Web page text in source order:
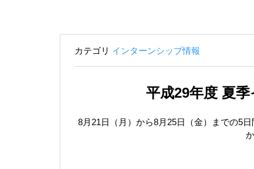
カテゴリ インターンシップ情報
平成29年度 夏
8月21日（月）から8月25日（金）までの5